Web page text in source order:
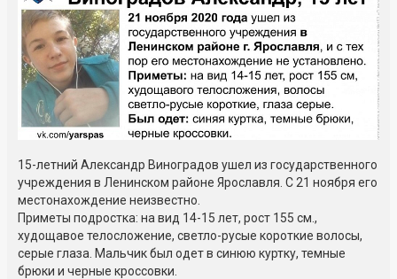
15-летний Александр Виноградов ушел из государственного
учреждения в Ленинском районе Ярославля. С 21 ноября его
местонахождение неизвестно.
Приметы подростка: на вид 14-15 лет, рост 155 см.,
худощавое телосложение, светло-русые короткие волосы,
серые глаза. Мальчик был одет в синюю куртку, темные
брюки и черные кроссовки.